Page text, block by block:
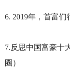
6. 2019年，首富们
7.反思中国富豪十
圈）